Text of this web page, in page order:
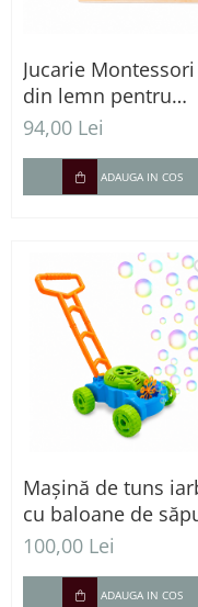
Jucarie Montessori
din lemn pentru
sortarea bilelor
94,00 Lei
ADAUGA IN COS
Mașină de tuns
cu baloane de
pentru copii
100,00 Lei
ADAUGA IN COS